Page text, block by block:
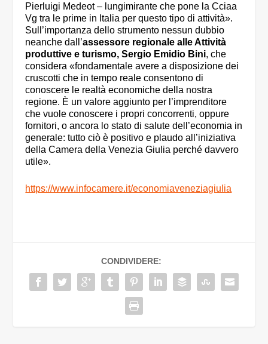
Pierluigi Medeot – lungimirante che pone la Cciaa
Vg tra le prime in Italia per questo tipo di attività».
Sull’importanza dello strumento nessun dubbio
neanche dall’assessore regionale alle Attività
produttive e turismo, Sergio Emidio Bini, che
considera «fondamentale avere a disposizione dei
cruscotti che in tempo reale consentono di
conoscere le realtà economiche della nostra
regione. È un valore aggiunto per l’imprenditore
che vuole conoscere i propri concorrenti, oppure
fornitori, o ancora lo stato di salute dell’economia in
generale: tutto ciò è positivo e plaudo all’iniziativa
della Camera della Venezia Giulia perché davvero
utile».
https://www.infocamere.it/economiaveneziagiulia
CONDIVIDERE: